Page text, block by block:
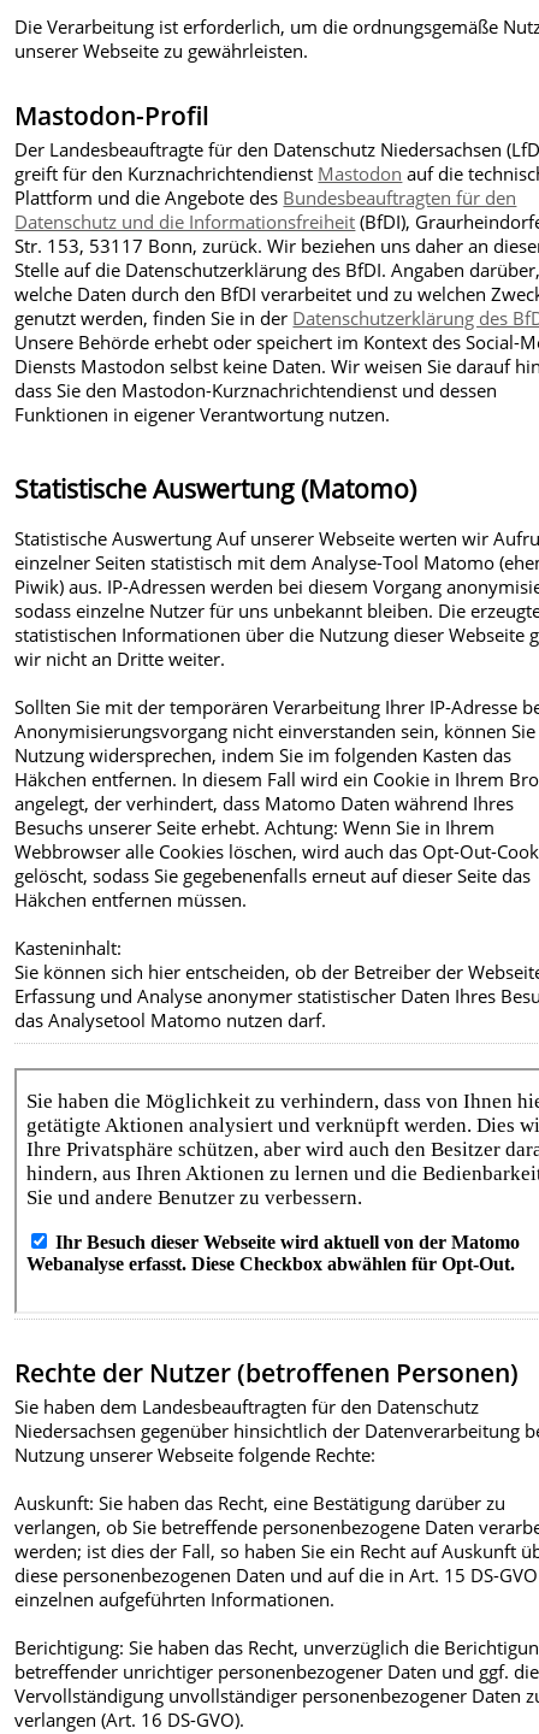
Die Verarbeitung ist erforderlich, um die ordnungsgemäße
unserer Webseite zu gewährleisten.
Mastodon-Profil
Der Landesbeauftragte für den Datenschutz Niedersachsen
greift für den Kurznachrichtendienst Mastodon auf die
Plattform und die Angebote des Bundesbeauftragten für den
Datenschutz und die Informationsfreiheit (BfDI),
Str. 153, 53117 Bonn, zurück. Wir beziehen uns daher an
Stelle auf die Datenschutzerklärung des BfDI. Angaben
welche Daten durch den BfDI verarbeitet und zu welchen
genutzt werden, finden Sie in der Datenschutzerklärung des
Unsere Behörde erhebt oder speichert im Kontext des Social-
Diensts Mastodon selbst keine Daten. Wir weisen Sie darauf
dass Sie den Mastodon-Kurznachrichtendienst und dessen
Funktionen in eigener Verantwortung nutzen.
Statistische Auswertung (Matomo)
Statistische Auswertung Auf unserer Webseite werten wir
einzelner Seiten statistisch mit dem Analyse-Tool Matomo
Piwik) aus. IP-Adressen werden bei diesem Vorgang
sodass einzelne Nutzer für uns unbekannt bleiben. Die
statistischen Informationen über die Nutzung dieser Webseite
wir nicht an Dritte weiter.
Sollten Sie mit der temporären Verarbeitung Ihrer IP-Adresse
Anonymisierungsvorgang nicht einverstanden sein, können
Nutzung widersprechen, indem Sie im folgenden Kasten das
Häkchen entfernen. In diesem Fall wird ein Cookie in Ihrem
angelegt, der verhindert, dass Matomo Daten während Ihres
Besuchs unserer Seite erhebt. Achtung: Wenn Sie in Ihrem
Webbrowser alle Cookies löschen, wird auch das Opt-Out-
gelöscht, sodass Sie gegebenenfalls erneut auf dieser Seite das
Häkchen entfernen müssen.
Kasteninhalt:
Sie können sich hier entscheiden, ob der Betreiber der
Erfassung und Analyse anonymer statistischer Daten Ihres
das Analysetool Matomo nutzen darf.
Rechte der Nutzer (betroffenen Personen)
Sie haben dem Landesbeauftragten für den Datenschutz
Niedersachsen gegenüber hinsichtlich der Datenverarbeitung
Nutzung unserer Webseite folgende Rechte:
Auskunft: Sie haben das Recht, eine Bestätigung darüber zu
verlangen, ob Sie betreffende personenbezogene Daten
werden; ist dies der Fall, so haben Sie ein Recht auf Auskunft
diese personenbezogenen Daten und auf die in Art. 15 DS-
einzelnen aufgeführten Informationen.
Berichtigung: Sie haben das Recht, unverzüglich die
betreffender unrichtiger personenbezogener Daten und ggf. die
Vervollständigung unvollständiger personenbezogener Daten
verlangen (Art. 16 DS-GVO).